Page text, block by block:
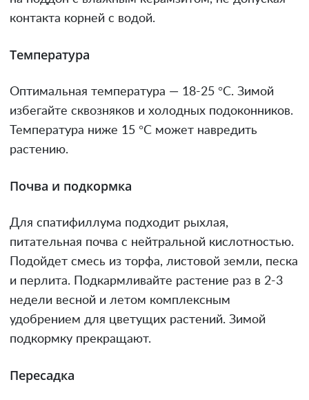
контакта корней с водой.
Температура
Оптимальная температура — 18-25 °C. Зимой
избегайте сквозняков и холодных подоконников.
Температура ниже 15 °C может навредить
растению.
Почва и подкормка
Для спатифиллума подходит рыхлая,
питательная почва с нейтральной кислотностью.
Подойдет смесь из торфа, листовой земли, песка
и перлита. Подкармливайте растение раз в 2-3
недели весной и летом комплексным
удобрением для цветущих растений. Зимой
подкормку прекращают.
Пересадка